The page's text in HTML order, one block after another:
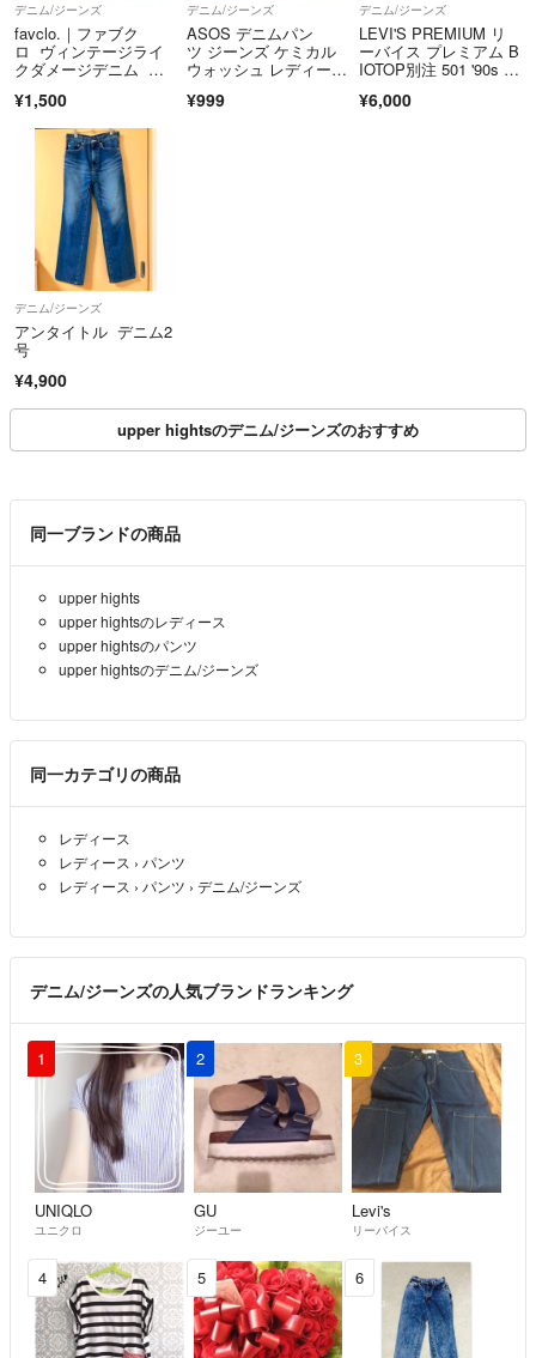
デニム/ジーンズ
favclo.｜ファブク
ロ ヴィンテージライ
クダメージデニム 韓
¥1,500
デニム/ジーンズ
ASOS デニムパン
ツ ジーンズ ケミカル
ウォッシュ レディー
¥999
デニム/ジーンズ
LEVI'S PREMIUM リ
ーバイス プレミアム B
IOTOP別注 501 '90s デ
¥6,000
デニム/ジーンズ
アンタイトル デニム2
号
¥4,900
upper hightsのデニム/ジーンズのおすすめ
同一ブランドの商品
upper hights
upper hightsのレディース
upper hightsのパンツ
upper hightsのデニム/ジーンズ
同一カテゴリの商品
レディース
レディース › パンツ
レディース › パンツ › デニム/ジーンズ
デニム/ジーンズの人気ブランドランキング
1
UNIQLO
ユニクロ
2
GU
ジーユー
3
Levi's
リーバイス
4 5 6